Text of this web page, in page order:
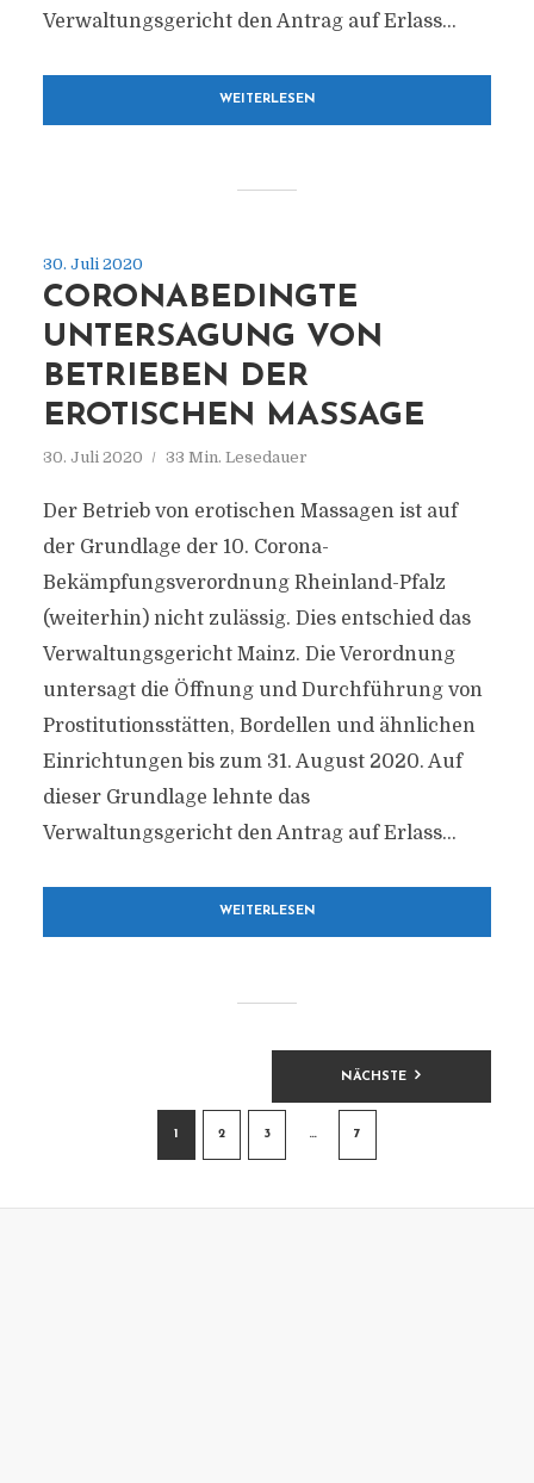
Verwaltungsgericht den Antrag auf Erlass...
WEITERLESEN
30. Juli 2020
CORONABEDINGTE
UNTERSAGUNG VON
BETRIEBEN DER
EROTISCHEN MASSAGE
30. Juli 2020 33 Min. Lesedauer
Der Betrieb von erotischen Massagen ist auf
der Grundlage der 10. Corona-
Bekämpfungsverordnung Rheinland-Pfalz
(weiterhin) nicht zulässig. Dies entschied das
Verwaltungsgericht Mainz. Die Verordnung
untersagt die Öffnung und Durchführung von
Prostitutionsstätten, Bordellen und ähnlichen
Einrichtungen bis zum 31. August 2020. Auf
dieser Grundlage lehnte das
Verwaltungsgericht den Antrag auf Erlass...
WEITERLESEN
BEITRAGSNAVIGATION
1 2 3 … 7
NÄCHSTE